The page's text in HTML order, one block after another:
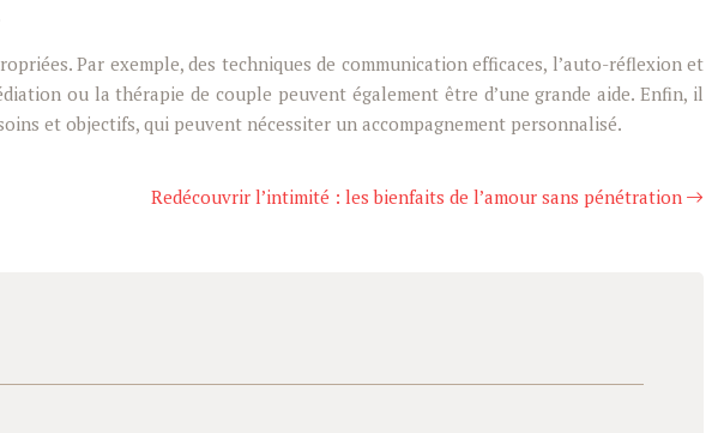
Par exemple, des techniques de communication efficaces, l’auto-réflexion et
ou la thérapie de couple peuvent également être d’une grande aide. Enfin, il
et objectifs, qui peuvent nécessiter un accompagnement personnalisé.
Redécouvrir l’intimité : les bienfaits de l’amour sans pénétration